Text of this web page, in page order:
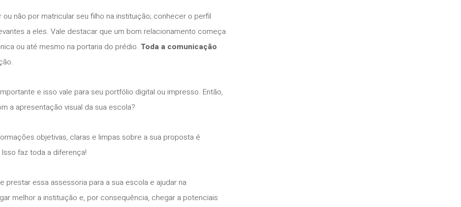
não por matricular seu filho na instituição; conhecer o perfil
a eles. Vale destacar que um bom relacionamento começa
ou até mesmo na portaria do prédio. Toda a comunicação
e isso vale para seu portfólio digital ou impresso. Então,
a apresentação visual da sua escola?
objetivas, claras e limpas sobre a sua proposta é
faz toda a diferença!
prestar essa assessoria para a sua escola e ajudar na
melhor a instituição e, por consequência, chegar a potenciais